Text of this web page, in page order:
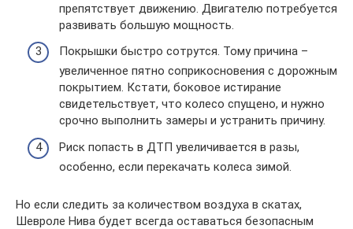
препятствует движению. Двигателю потребуется
развивать большую мощность.
Покрышки быстро сотрутся. Тому причина ­­­–
увеличенное пятно соприкосновения с дорожным
покрытием. Кстати, боковое истирание
свидетельствует, что колесо спущено, и нужно
срочно выполнить замеры и устранить причину.
Риск попасть в ДТП увеличивается в разы,
особенно, если перекачать колеса зимой.
Но если следить за количеством воздуха в скатах,
Шевроле Нива будет всегда оставаться безопасным